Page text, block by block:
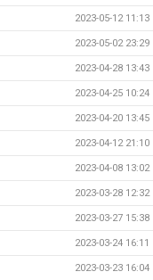
2023-05-12 11:13
2023-05-02 23:29
2023-04-28 13:43
2023-04-25 10:24
2023-04-20 13:45
2023-04-12 21:10
2023-04-08 13:02
2023-03-28 12:32
2023-03-27 15:38
2023-03-24 16:11
2023-03-23 16:04